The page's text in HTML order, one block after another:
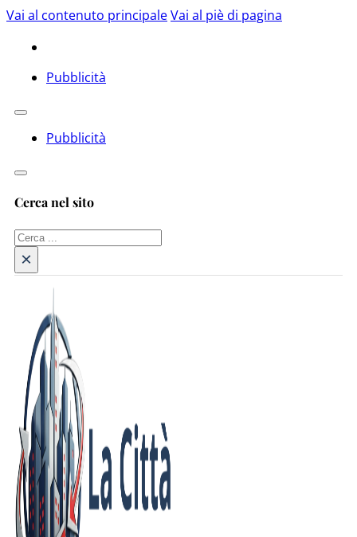
Vai al contenuto principaleVai al piè di pagina
Pubblicità
Pubblicità
Cerca nel sito
Cerca
×